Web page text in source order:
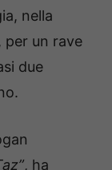
nella
per un rave
due
, ha